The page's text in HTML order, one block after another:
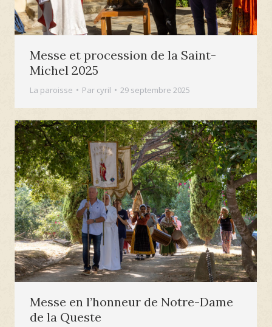
Messe et procession de la Saint-
Michel 2025
La paroisse Par cyril 29 septembre 2025
Messe en l’honneur de Notre-Dame
de la Queste